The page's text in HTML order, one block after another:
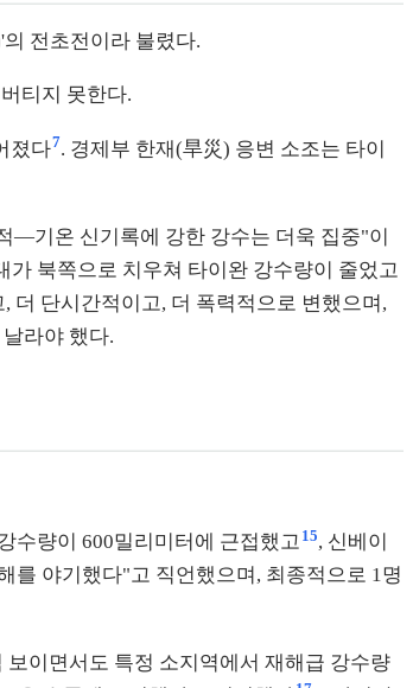
전초전이라 불렸다.
티지 못한다.
졌다7. 경제부 한재(旱災) 응변 소조는 타이
—기온 신기록에 강한 강수는 더욱 집중"이
북쪽으로 치우쳐 타이완 강수량이 줄었고
더 단시간적이고, 더 폭력적으로 변했으며,
라야 했다.
수량이 600밀리미터에 근접했고 15, 신베이
를 야기했다"고 직언했으며, 최종적으로 1명
이면서도 특정 소지역에서 재해급 강수량